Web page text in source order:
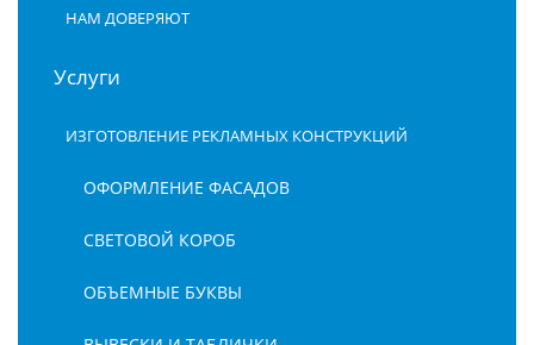
НАМ ДОВЕРЯЮТ
Услуги
ИЗГОТОВЛЕНИЕ РЕКЛАМНЫХ КОНСТРУКЦИЙ
ОФОРМЛЕНИЕ ФАСАДОВ
СВЕТОВОЙ КОРОБ
ОБЪЕМНЫЕ БУКВЫ